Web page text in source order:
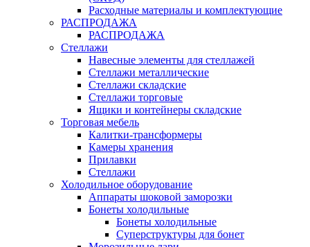
Расходные материалы и комплектующие
РАСПРОДАЖА
РАСПРОДАЖА
Стеллажи
Навесные элементы для стеллажей
Стеллажи металлические
Стеллажи складские
Стеллажи торговые
Ящики и контейнеры складские
Торговая мебель
Калитки-трансформеры
Камеры хранения
Прилавки
Стеллажи
Холодильное оборудование
Аппараты шоковой заморозки
Бонеты холодильные
Бонеты холодильные
Суперструктуры для бонет